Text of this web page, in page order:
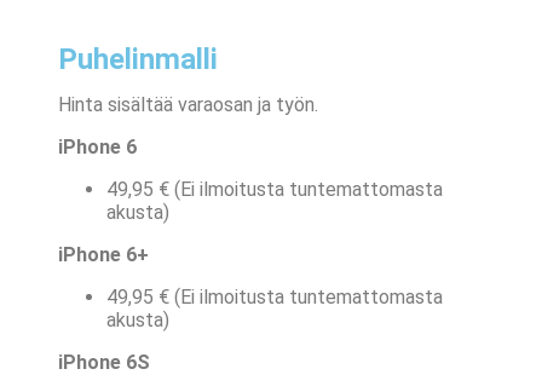
Puhelinmalli
Hinta sisältää varaosan ja työn.
iPhone 6
49,95 € (Ei ilmoitusta tuntemattomasta
akusta)
iPhone 6+
49,95 € (Ei ilmoitusta tuntemattomasta
akusta)
iPhone 6S